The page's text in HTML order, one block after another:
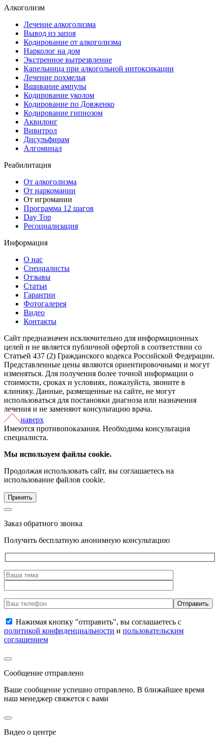
Алкоголизм
Лечение алкоголизма
Вывод из запоя
Кодирование от алкоголизма
Нарколог на дом
Экстренное вытрезвление
Капельница при алкогольной интоксикации
Лечение похмелья
Вшивание ампулы
Кодирование уколом
Кодирование по Довженко
Кодирование гипнозом
Аквилонг
Вивитрол
Дисульфирам
Алгоминал
Реабилитация
От алкоголизма
От наркомании
От игромании
Программа 12 шагов
Day Top
Ресоциализация
Информация
О нас
Специалисты
Отзывы
Cтатьи
Гарантии
Фотогалерея
Видео
Контакты
Сайт предназначен исключительно для информационных
целей и не является публичной офертой в соответствии со
Статьей 437 (2) Гражданского кодекса Российской Федерации.
Представленные цены являются ориентировочными и могут
изменяться. Для получения более точной информации о
стоимости, сроках и условиях, пожалуйста, звоните в
клинику. Данные, размещенные на сайте, не могут
использоваться для постановки диагноза или назначения
лечения и не заменяют консультацию врача.
наверх
Имеются противопоказания. Необходима консультация
специалиста.
Мы используем файлы cookie.
Продолжая использовать сайт, вы соглашаетесь на
использование файлов cookie.
Принять
Заказ обратного звонка
Получить бесплатную анонимную консультацию
Нажимая кнопку "отправить", вы соглашаетесь с
политикой конфиденциальности и пользовательским
соглашением
Сообщение отправлено
Ваше сообщение успешно отправлено. В ближайшее время
наш менеджер свяжется с вами
Видео о центре